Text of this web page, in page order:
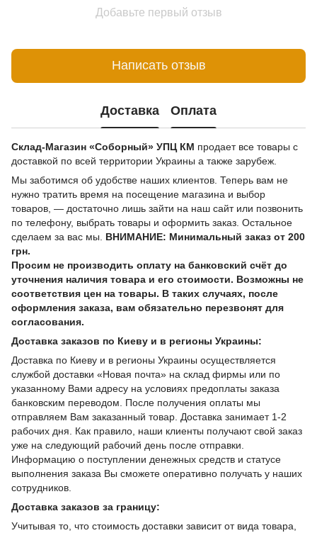
Добавьте первый отзыв
Написать отзыв
Доставка Оплата
Склад-Магазин «Соборный» УПЦ КМ продает все товары с
доставкой по всей территории Украины а также зарубеж.
Мы заботимся об удобстве наших клиентов. Теперь вам не
нужно тратить время на посещение магазина и выбор
товаров, — достаточно лишь зайти на наш сайт или позвонить
по телефону, выбрать товары и оформить заказ. Остальное
сделаем за вас мы. ВНИМАНИЕ: Минимальный заказ от 200
грн.
Просим не производить оплату на банковский счёт до
уточнения наличия товара и его стоимости. Возможны не
соответствия цен на товары. В таких случаях, после
оформления заказа, вам обязательно перезвонят для
согласования.
Доставка заказов по Киеву и в регионы Украины:
Доставка по Киеву и в регионы Украины осуществляется
службой доставки «Новая почта» на склад фирмы или по
указанному Вами адресу на условиях предоплаты заказа
банковским переводом. После получения оплаты мы
отправляем Вам заказанный товар. Доставка занимает 1-2
рабочих дня. Как правило, наши клиенты получают свой заказ
уже на следующий рабочий день после отправки.
Информацию о поступлении денежных средств и статусе
выполнения заказа Вы сможете оперативно получать у наших
сотрудников.
Доставка заказов за границу:
Учитывая то, что стоимость доставки зависит от вида товара,